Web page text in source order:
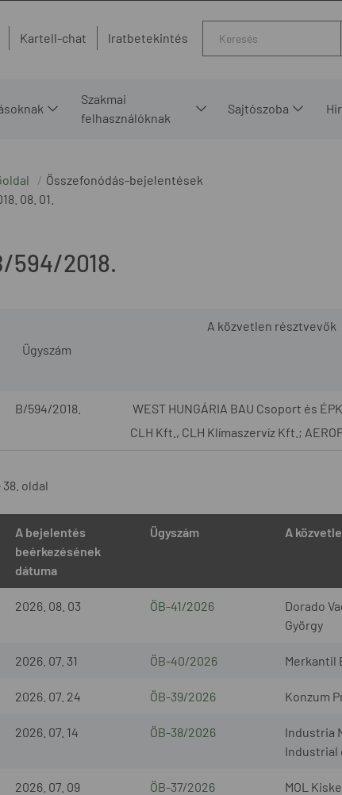
Kartell-chat Iratbetekintés
Szakmai
felhasználóknak
Sajtószoba
Összefonódás-bejelentések
08. 01.
594/2018.
Ügyszám
A közvetlen résztvevők
B/594/2018.
WEST HUNGÁRIA BAU Csoport és
CLH Kft., CLH Klímaszervíz Kft.;
38. oldal
A bejelentés
beérkezésének
dátuma
Ügyszám A
2026. 08. 03 ÖB-41/2026
Dorado
György
2026. 07. 31 ÖB-40/2026 Merkantil
2026. 07. 24 ÖB-39/2026 Konzum
2026. 07. 14 ÖB-38/2026
Industria
Industrial
2026. 07. 09 ÖB-37/2026
MOL